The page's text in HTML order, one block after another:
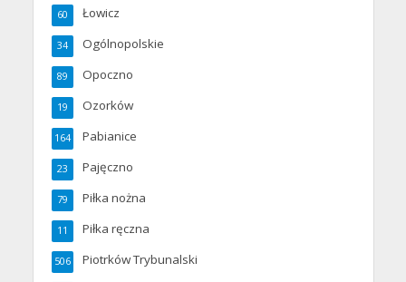
Łowicz
60
Ogólnopolskie
34
Opoczno
89
Ozorków
19
Pabianice
164
Pajęczno
23
Piłka nożna
79
Piłka ręczna
11
Piotrków Trybunalski
506